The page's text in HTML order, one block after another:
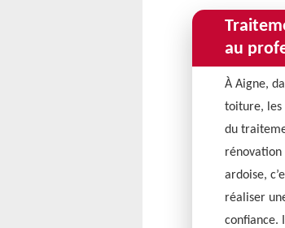
au
À Aigne,
toiture, les
du
ardoise,
réaliser
confiance.